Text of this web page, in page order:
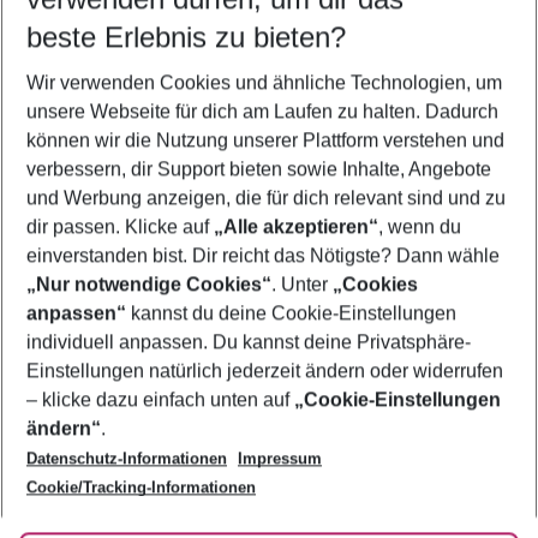
5-8 Nächte
2 Erwachsene Keine Kinder
Mehr Filter anzeigen
Footer
Footer navigation
Über uns
AGB
Bestpreisgarantie
Cookie-Einstellungen ändern
Cookie-Richtlinie
Agenturbetreuung
Barrierefreies Reisen
Folge uns
beste Erlebnis zu bieten?
Wir verwenden Cookies und ähnliche Technologien, um
unsere Webseite für dich am Laufen zu halten. Dadurch
können wir die Nutzung unserer Plattform verstehen und
verbessern, dir Support bieten sowie Inhalte, Angebote
und Werbung anzeigen, die für dich relevant sind und zu
dir passen. Klicke auf „Alle akzeptieren“, wenn du
einverstanden bist. Dir reicht das Nötigste? Dann wähle
„Nur notwendige Cookies“. Unter „Cookies
anpassen“ kannst du deine Cookie-Einstellungen
individuell anpassen. Du kannst deine Privatsphäre-
Einstellungen natürlich jederzeit ändern oder widerrufen
– klicke dazu einfach unten auf „Cookie-Einstellungen
ändern“.
Datenschutz-Informationen
Impressum
Cookie/Tracking-Informationen